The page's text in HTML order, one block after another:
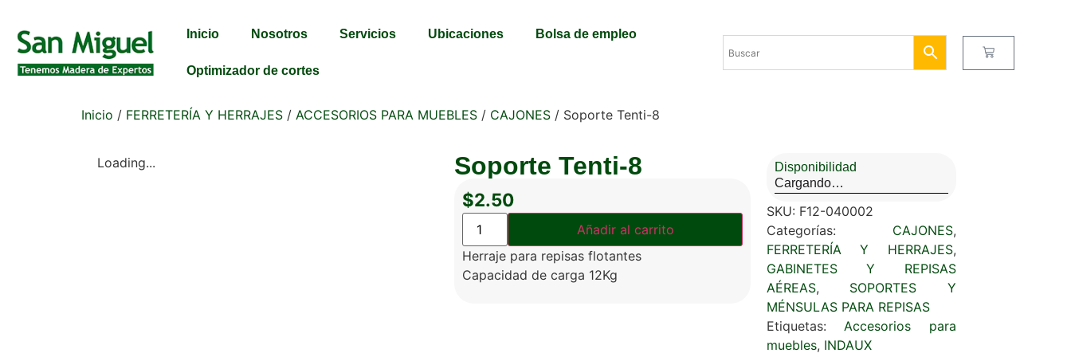
Inicio Nosotros Servicios Ubicaciones Bolsa de empleo
Optimizador de cortes
Inicio / FERRETERÍA Y HERRAJES / ACCESORIOS PARA MUEBLES / CAJONES / Soporte Tenti-8
Loading... Soporte Tenti-8
$2.50
Añadir al carrito
Herraje para repisas flotantes
Capacidad de carga 12Kg
Disponibilidad
Cargando…
SKU: F12-040002
Categorías: CAJONES,
FERRETERÍA Y HERRAJES,
GABINETES Y REPISAS
AÉREAS, SOPORTES Y
MÉNSULAS PARA REPISAS
Etiquetas:Accesorios para
muebles, INDAUX